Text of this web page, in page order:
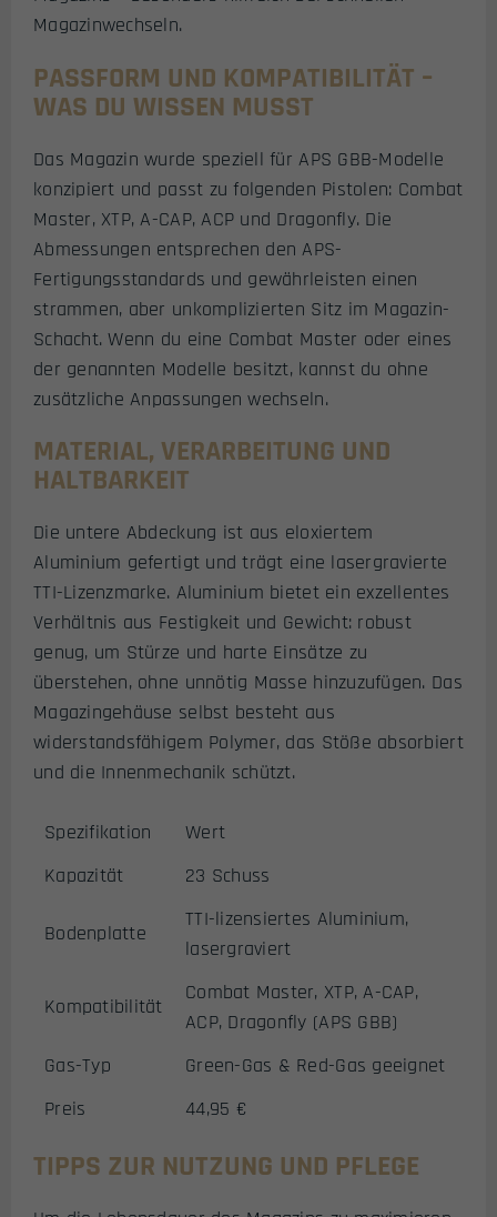
Magazinwechseln.
PASSFORM UND KOMPATIBILITÄT –
WAS DU WISSEN MUSST
Das Magazin wurde speziell für APS GBB-Modelle
konzipiert und passt zu folgenden Pistolen: Combat
Master, XTP, A-CAP, ACP und Dragonfly. Die
Abmessungen entsprechen den APS-
Fertigungsstandards und gewährleisten einen
strammen, aber unkomplizierten Sitz im Magazin-
Schacht. Wenn du eine Combat Master oder eines
der genannten Modelle besitzt, kannst du ohne
zusätzliche Anpassungen wechseln.
MATERIAL, VERARBEITUNG UND
HALTBARKEIT
Die untere Abdeckung ist aus eloxiertem
Aluminium gefertigt und trägt eine lasergravierte
TTI-Lizenzmarke. Aluminium bietet ein exzellentes
Verhältnis aus Festigkeit und Gewicht: robust
genug, um Stürze und harte Einsätze zu
überstehen, ohne unnötig Masse hinzuzufügen. Das
Magazingehäuse selbst besteht aus
widerstandsfähigem Polymer, das Stöße absorbiert
und die Innenmechanik schützt.
Spezifikation
Wert
Kapazität
23 Schuss
Bodenplatte
TTI-lizensiertes Aluminium,
lasergraviert
Kompatibilität
Combat Master, XTP, A-CAP,
ACP, Dragonfly (APS GBB)
Gas-Typ
Green-Gas & Red-Gas geeignet
Preis
44,95 €
TIPPS ZUR NUTZUNG UND PFLEGE